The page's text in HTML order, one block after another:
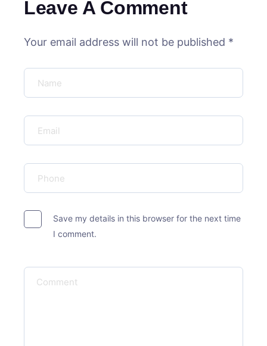
Leave A Comment
Your email address will not be published *
Save my details in this browser for the next time
I comment.